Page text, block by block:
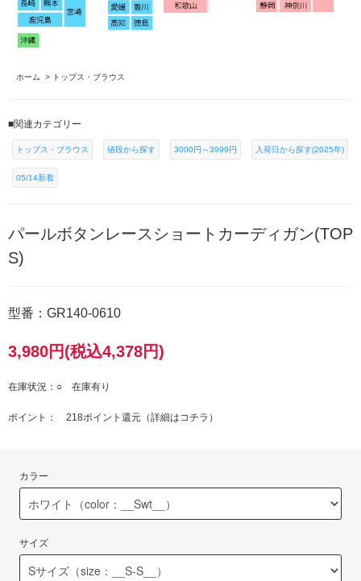
ホーム > トップス・ブラウス
■関連カテゴリー
トップス・ブラウス 値段から探す 3000円～3999円 入荷日から探す(2025年)
05/14新着
パールボタンレースショートカーディガン(TOP
S)
型番：GR140-0610
3,980円(税込4,378円)
在庫状況：○ 在庫有り
ポイント： 218ポイント還元（詳細はコチラ ）
カラー
サイズ